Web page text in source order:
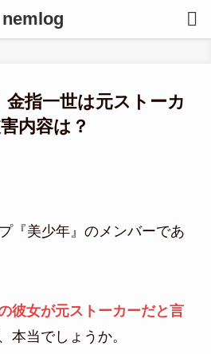
nemlog
金指一世は元ストーカ
内容は？
『美少年』のメンバーであ
彼女が元ストーカーだと言
本当でしょうか。